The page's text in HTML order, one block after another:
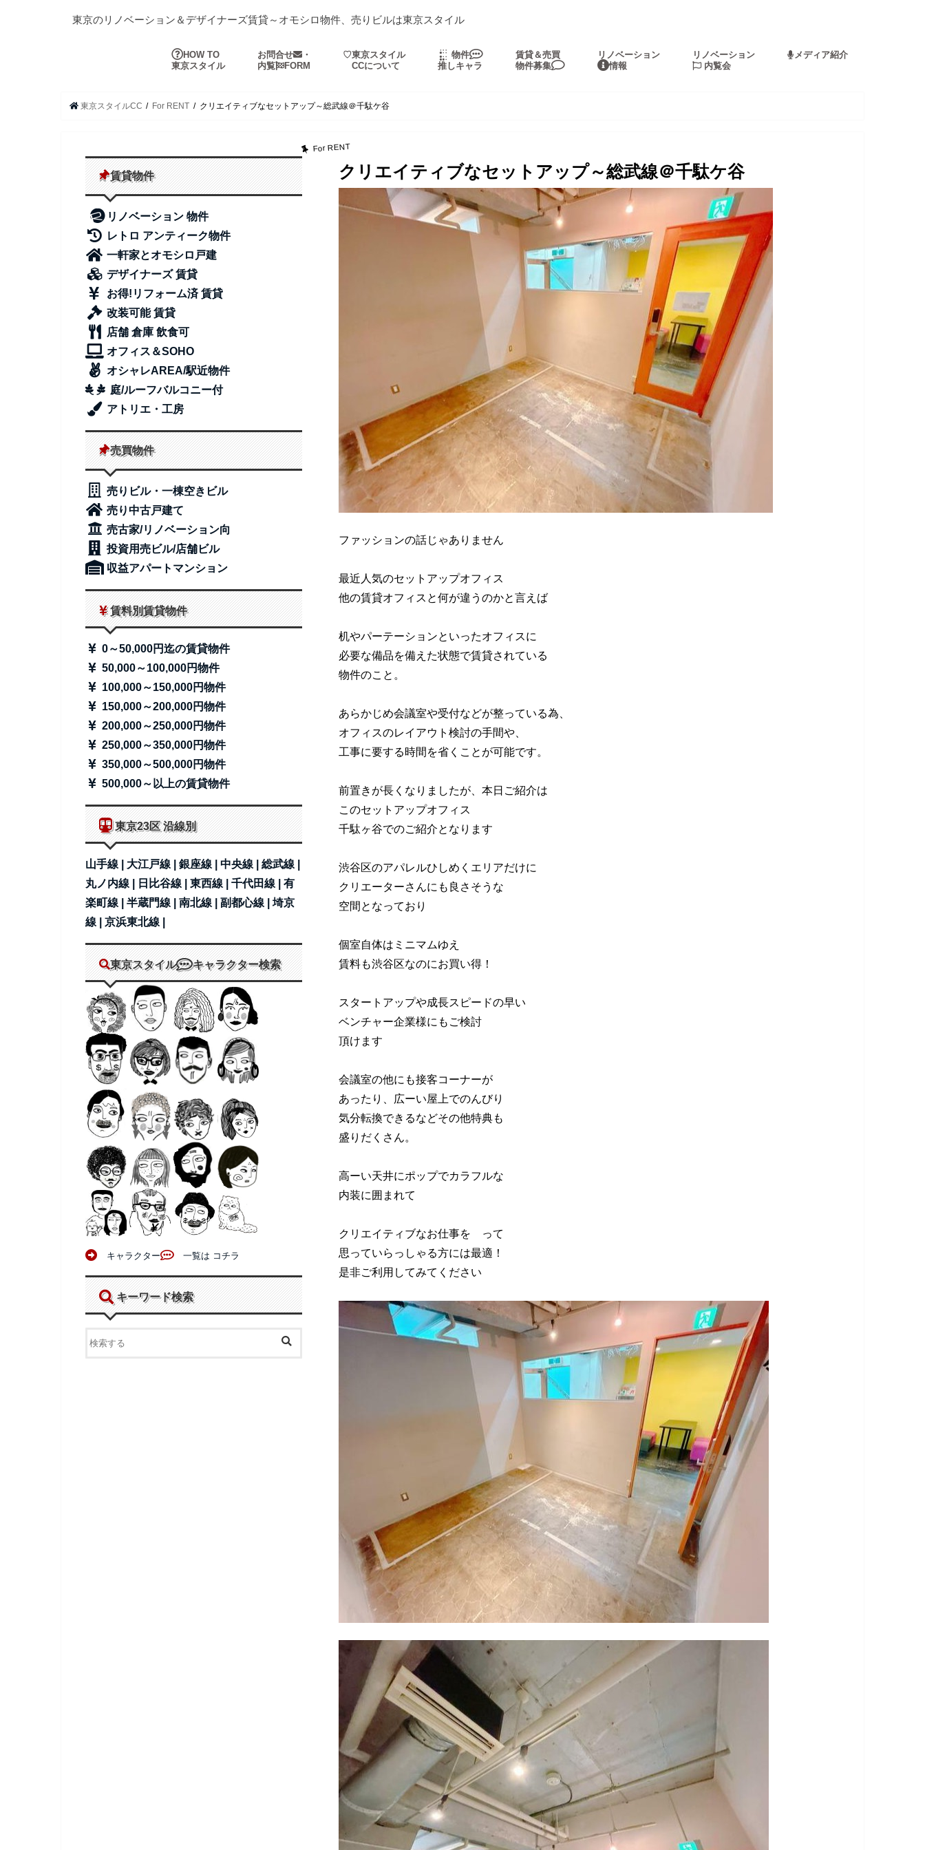
東京のリノベーション＆デザイナーズ賃貸～オモシロ物件、売りビルは東京スタイル
HOW TO
東京スタイル
お問合せ
・
内覧
FORM
♡東京スタイル
CCについて
物件
推しキャラ
賃貸＆売買
物件募集
リノベーション
情報
リノベーション
内覧会
メディア紹介
東京スタイルCC For RENT クリエイティブなセットアップ～総武線＠千駄ケ谷
For RENT
クリエイティブなセットアップ～総武線＠千駄ケ谷
ファッションの話じゃありません
最近人気のセットアップオフィス
他の賃貸オフィスと何が違うのかと言えば
机やパーテーションといったオフィスに
必要な備品を備えた状態で賃貸されている
物件のこと。
あらかじめ会議室や受付などが整っている為、
オフィスのレイアウト検討の手間や、
工事に要する時間を省くことが可能です。
前置きが長くなりましたが、本日ご紹介は
このセットアップオフィス
千駄ヶ谷でのご紹介となります
渋谷区のアパレルひしめくエリアだけに
クリエーターさんにも良さそうな
空間となっており
個室自体はミニマムゆえ
賃料も渋谷区なのにお買い得！
スタートアップや成長スピードの早い
ベンチャー企業様にもご検討
頂けます
会議室の他にも接客コーナーが
あったり、広ーい屋上でのんびり
気分転換できるなどその他特典も
盛りだくさん。
高ーい天井にポップでカラフルな
内装に囲まれて
クリエイティブなお仕事を って
思っていらっしゃる方には最適！
是非ご利用してみてください
賃貸物件
リノベーション 物件
レトロ アンティーク物件
一軒家とオモシロ戸建
デザイナーズ 賃貸
お得!リフォーム済 賃貸
改装可能 賃貸
店舗 倉庫 飲食可
オフィス＆SOHO
オシャレAREA/駅近物件
庭/ルーフバルコニー付
アトリエ・工房
売買物件
売りビル・一棟空きビル
売り中古戸建て
売古家/リノベーション向
投資用売ビル/店舗ビル
収益アパートマンション
賃料別賃貸物件
0～50,000円迄の賃貸物件
50,000～100,000円物件
100,000～150,000円物件
150,000～200,000円物件
200,000～250,000円物件
250,000～350,000円物件
350,000～500,000円物件
500,000～以上の賃貸物件
東京23区 沿線別
山手線 | 大江戸線 | 銀座線 | 中央線 | 総武線 |
丸ノ内線 |
日比谷線 | 東西線 | 千代田線 | 有
楽町線 | 半蔵門線 | 南北線 | 副都心線 | 埼京
線 | 京浜東北線 |
東京スタイル キャラクター検索
キャラクター 一覧は コチラ
キーワード検索